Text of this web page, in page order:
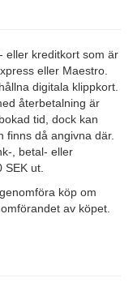
eller kreditkort som är
eller Maestro.
digitala klippkort.
återbetalning är
tid, dock kan
finns då angivna där.
, betal- eller
ut.
köp om
av köpet.